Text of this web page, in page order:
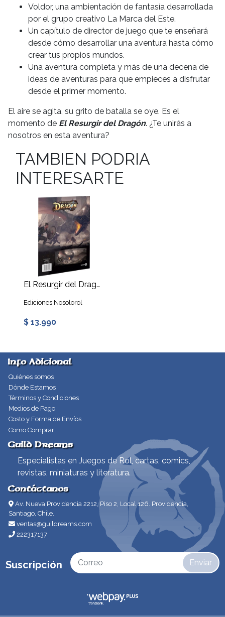
Voldor, una ambientación de fantasía desarrollada
por el grupo creativo La Marca del Este.
Un capítulo de director de juego que te enseñará
desde cómo desarrollar una aventura hasta cómo
crear tus propios mundos.
Una aventura completa y más de una decena de
ideas de aventuras para que empieces a disfrutar
desde el primer momento.
El aire se agita, su grito de batalla se oye. Es el
momento de El Resurgir del Dragón. ¿Te unirás a
nosotros en esta aventura?
TAMBIEN PODRIA
INTERESARTE
El Resurgir del Dragón: Pantalla del DJ
Ediciones Nosolorol
$ 13.990
Info Adicional
Quiénes somos
Dónde Estamos
Términos y Condiciones
Medios de Pago
Costo y Forma de Envíos
Como Comprar
Guild Dreams
Especialistas en Juegos de Rol, cartas, comics,
revistas, miniaturas y literatura.
Contáctanos
Av. Nueva Providencia 2212, Piso 2, Local 126. Providencia,
Santiago, Chile.
ventas@guildreams.com
222317137
Suscripción Enviar